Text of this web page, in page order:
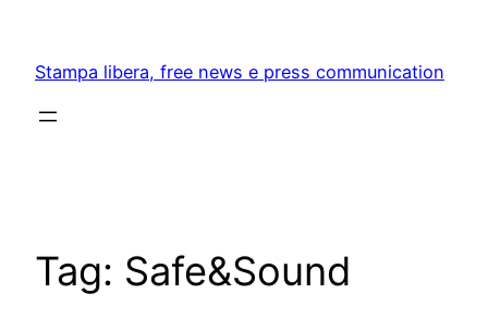
content
Stampa libera, free news e press communication
Tag: Safe&Sound